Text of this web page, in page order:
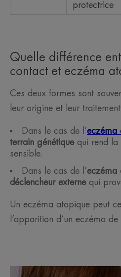
protectrice
Quelle différence
contact et eczéma
Ces deux formes sont
leur origine et leur
Dans le cas de l’eczéma
terrain génétiquequi rend la
sensible.
Dans le cas de l’eczéma
déclencheur externequi
Un eczéma atopique peut
l’apparition d’un eczéma